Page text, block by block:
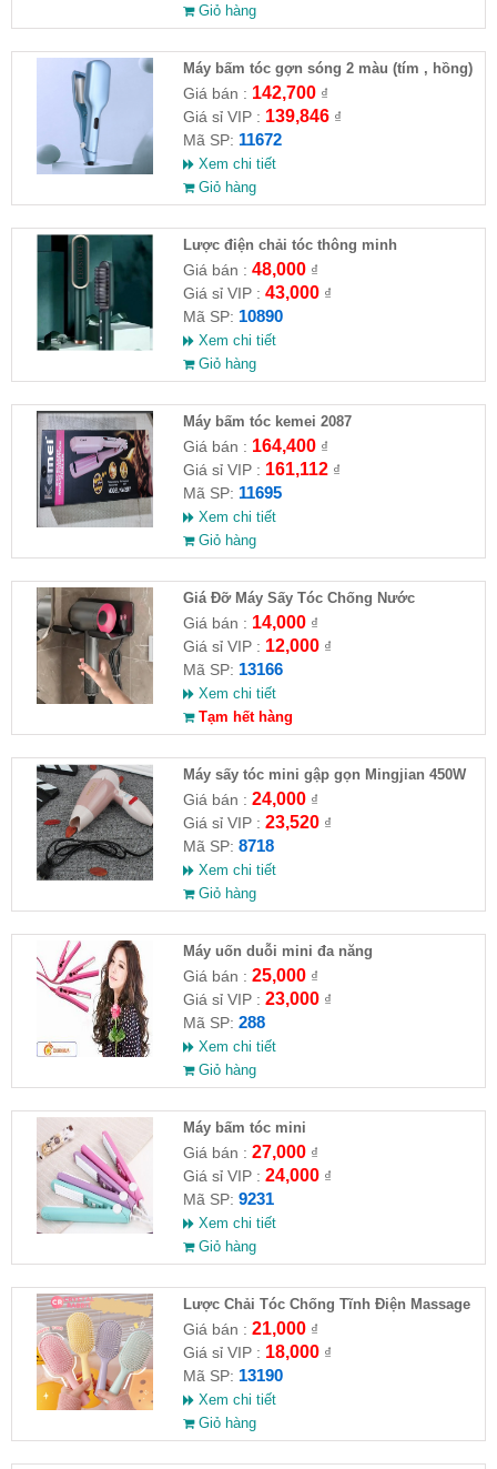
Giỏ hàng
Máy bấm tóc gợn sóng 2 màu (tím , hồng)
Giá bán : 142,700₫
Giá sỉ VIP : 139,846₫
Mã SP: 11672
Xem chi tiết
Giỏ hàng
Lược điện chải tóc thông minh
Giá bán : 48,000₫
Giá sỉ VIP : 43,000₫
Mã SP: 10890
Xem chi tiết
Giỏ hàng
Máy bấm tóc kemei 2087
Giá bán : 164,400₫
Giá sỉ VIP : 161,112₫
Mã SP: 11695
Xem chi tiết
Giỏ hàng
Giá Đỡ Máy Sấy Tóc Chống Nước
Giá bán : 14,000₫
Giá sỉ VIP : 12,000₫
Mã SP: 13166
Xem chi tiết
Tạm hết hàng
Máy sấy tóc mini gập gọn Mingjian 450W
Giá bán : 24,000₫
Giá sỉ VIP : 23,520₫
Mã SP: 8718
Xem chi tiết
Giỏ hàng
Máy uốn duỗi mini đa năng
Giá bán : 25,000₫
Giá sỉ VIP : 23,000₫
Mã SP: 288
Xem chi tiết
Giỏ hàng
Máy bấm tóc mini
Giá bán : 27,000₫
Giá sỉ VIP : 24,000₫
Mã SP: 9231
Xem chi tiết
Giỏ hàng
Lược Chải Tóc Chống Tĩnh Điện Massage
Da Đầu Đủ Màu
Giá bán : 21,000₫
Giá sỉ VIP : 18,000₫
Mã SP: 13190
Xem chi tiết
Giỏ hàng